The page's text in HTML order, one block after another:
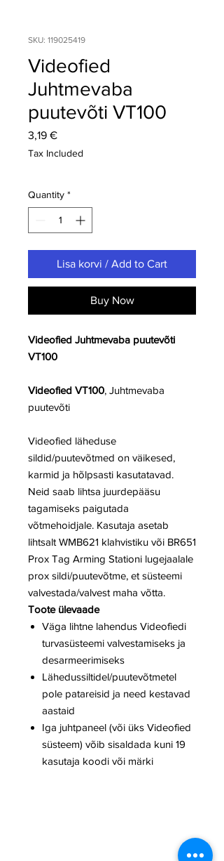
SKU: 119025419
Videofied
Juhtmevaba
puutevõti VT100
3,19 €Price
Tax Included
Quantity *
Lisa korvi / Add to Cart
Buy Now
Videofied Juhtmevaba puutevõti
VT100
Videofied VT100, Juhtmevaba
puutevõti
Videofied läheduse
sildid/puutevõtmed on väikesed,
karmid ja hõlpsasti kasutatavad.
Neid saab lihtsa juurdepääsu
tagamiseks paigutada
võtmehoidjale. Kasutaja asetab
lihtsalt WMB621 klahvistiku või BR651
Prox Tag Arming Stationi lugejaalale
prox sildi/puutevõtme, et süsteemi
valvestada/valvest maha võtta.
Toote ülevaade
Väga lihtne lahendus Videofiedi
turvasüsteemi valvestamiseks ja
desarmeerimiseks
Lähedussiltidel/puutevõtmetel
pole patareisid ja need kestavad
aastaid
Iga juhtpaneel (või üks Videofied
süsteem) võib sisaldada kuni 19
kasutaja koodi või märki